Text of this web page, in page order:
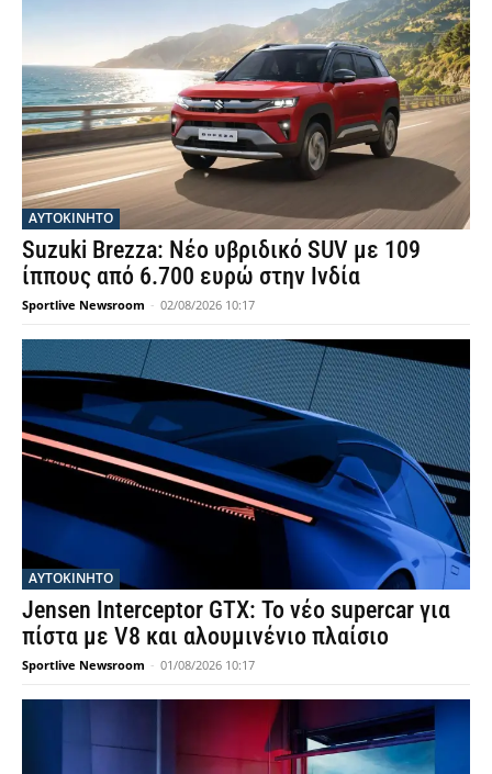
ΑΥΤΟΚΙΝΗΤΟ
Suzuki Brezza: Νέο υβριδικό SUV με 109
ίππους από 6.700 ευρώ στην Ινδία
Sportlive Newsroom - 02/08/2026 10:17
ΑΥΤΟΚΙΝΗΤΟ
Jensen Interceptor GTX: Το νέο supercar για
πίστα με V8 και αλουμινένιο πλαίσιο
Sportlive Newsroom - 01/08/2026 10:17